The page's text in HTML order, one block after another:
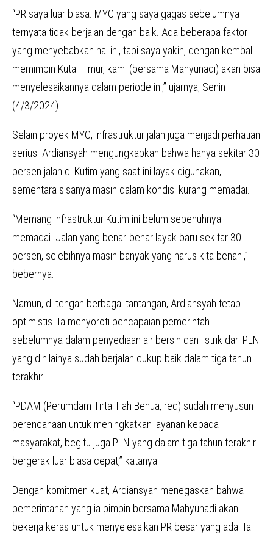
“PR saya luar biasa. MYC yang saya gagas sebelumnya
ternyata tidak berjalan dengan baik. Ada beberapa faktor
yang menyebabkan hal ini, tapi saya yakin, dengan kembali
memimpin Kutai Timur, kami (bersama Mahyunadi) akan bisa
menyelesaikannya dalam periode ini,” ujarnya, Senin
(4/3/2024).
Selain proyek MYC, infrastruktur jalan juga menjadi perhatian
serius. Ardiansyah mengungkapkan bahwa hanya sekitar 30
persen jalan di Kutim yang saat ini layak digunakan,
sementara sisanya masih dalam kondisi kurang memadai.
“Memang infrastruktur Kutim ini belum sepenuhnya
memadai. Jalan yang benar-benar layak baru sekitar 30
persen, selebihnya masih banyak yang harus kita benahi,”
bebernya.
Namun, di tengah berbagai tantangan, Ardiansyah tetap
optimistis. Ia menyoroti pencapaian pemerintah
sebelumnya dalam penyediaan air bersih dan listrik dari PLN
yang dinilainya sudah berjalan cukup baik dalam tiga tahun
terakhir.
“PDAM (Perumdam Tirta Tiah Benua, red) sudah menyusun
perencanaan untuk meningkatkan layanan kepada
masyarakat, begitu juga PLN yang dalam tiga tahun terakhir
bergerak luar biasa cepat,” katanya.
Dengan komitmen kuat, Ardiansyah menegaskan bahwa
pemerintahan yang ia pimpin bersama Mahyunadi akan
bekerja keras untuk menyelesaikan PR besar yang ada. Ia